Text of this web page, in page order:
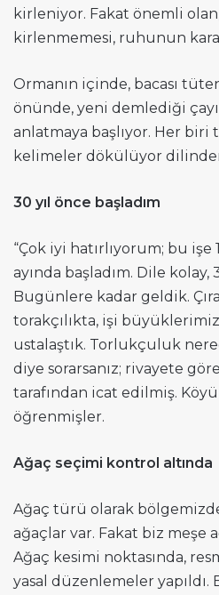
kirleniyor. Fakat önemli
kirlenmemesi, ruhunun
Ormanın içinde, bacası
önünde, yeni demlediği
anlatmaya başlıyor. Her biri
kelimeler dökülüyor
30 yıl önce başladım
“Çok iyi hatırlıyorum; bu işe
ayında başladım. Dile kolay,
Bugünlere kadar geldik.
torakçılıkta, işi
ustalaştık. Torlukçuluk
diye sorarsanız; rivayete
tarafından icat edilmiş.
öğrenmişler.
Ağaç seçimi kontrol altında
Ağaç türü olarak
ağaçlar var. Fakat biz meşe
Ağaç kesimi noktasında,
yasal düzenlemeler yapıldı.